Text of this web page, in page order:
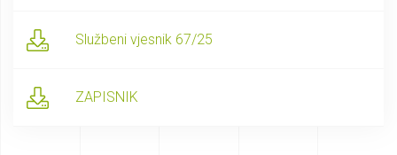
Službeni vjesnik 67/25
ZAPISNIK